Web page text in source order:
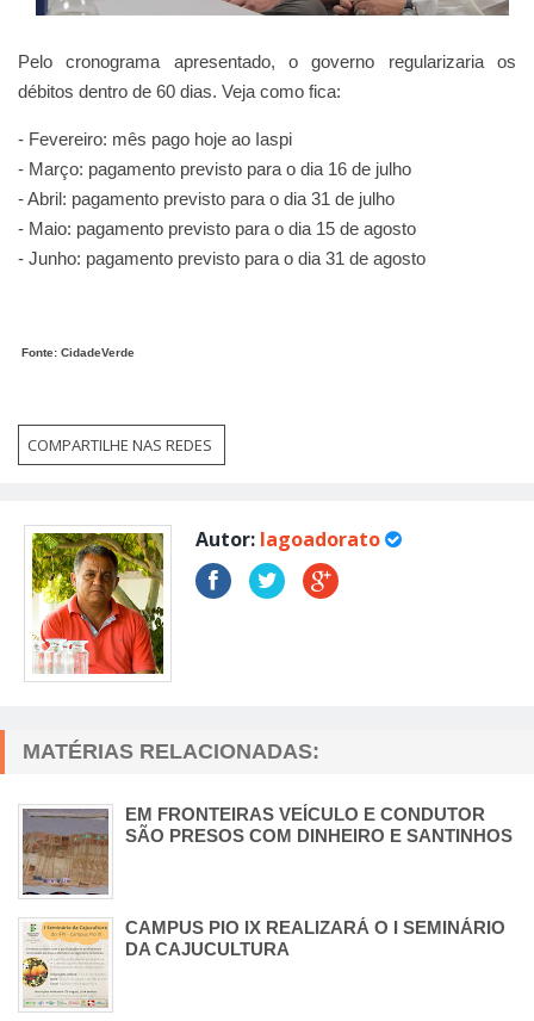
Pelo cronograma apresentado, o governo regularizaria os
débitos dentro de 60 dias. Veja como fica:
- Fevereiro: mês pago hoje ao Iaspi
- Março: pagamento previsto para o dia 16 de julho
- Abril: pagamento previsto para o dia 31 de julho
- Maio: pagamento previsto para o dia 15 de agosto
- Junho: pagamento previsto para o dia 31 de agosto
Fonte: CidadeVerde
COMPARTILHE NAS REDES
Autor: lagoadorato
MATÉRIAS RELACIONADAS:
EM FRONTEIRAS VEÍCULO E CONDUTOR
SÃO PRESOS COM DINHEIRO E SANTINHOS
CAMPUS PIO IX REALIZARÁ O I SEMINÁRIO
DA CAJUCULTURA